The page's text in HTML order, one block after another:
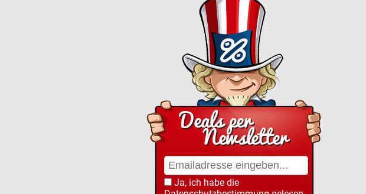
Ja, ich habe die